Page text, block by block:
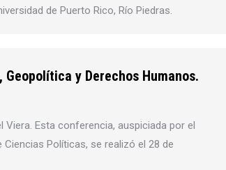
de Puerto Rico, Río Piedras.
y Derechos Humanos.
Viera. Esta conferencia, auspiciada por el
Políticas, se realizó el 28 de